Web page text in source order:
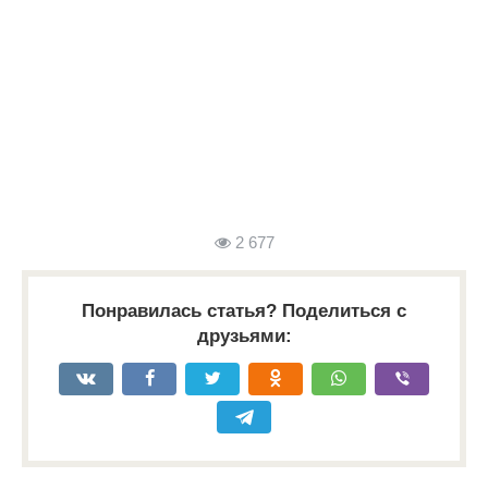
2 677
Понравилась статья? Поделиться с
друзьями: